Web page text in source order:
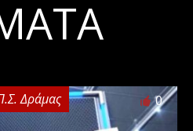
Δράμας 0